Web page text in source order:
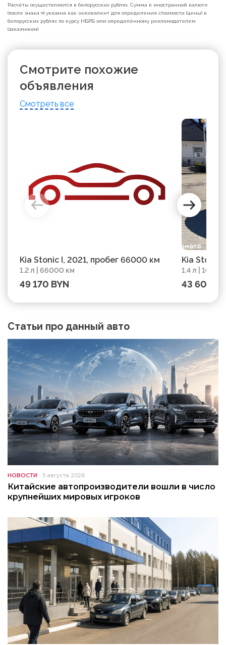
Расчёты осуществляются в белорусских рублях. Сумма в иностранной валюте
(после знака ≈) указана как эквивалент для определения стоимости (цены) в
белорусских рублях по курсу НБРБ или определённому рекламодателем
(заказчиком).
Смотрите похожие
объявления
Смотреть все
Kia Stonic I, 2021, пробег 66000 км
1.2 л | 66000 км
49 170 BYN
Kia Stonic
1.4 л |
43 600
Статьи про данный авто
НОВОСТИ 5 августа 2026
Китайские автопроизводители вошли в число
крупнейших мировых игроков